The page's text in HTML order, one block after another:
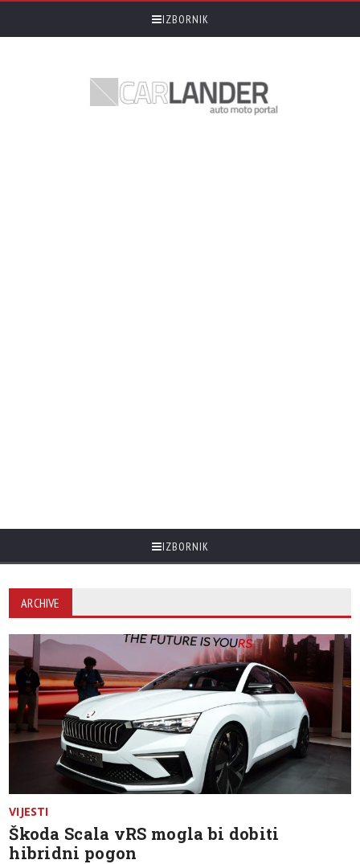
IZBORNIK
IZBORNIK
ARCHIVE
VIJESTI
Škoda Scala vRS mogla bi dobiti
hibridni pogon